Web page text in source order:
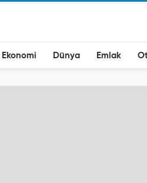
Ekonomi Dünya Emlak